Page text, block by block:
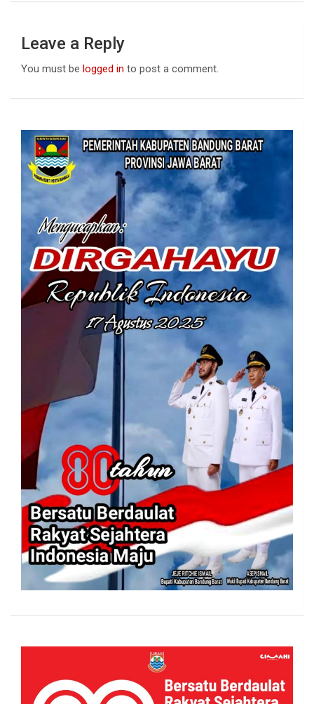
Leave a Reply
You must be logged in to post a comment.